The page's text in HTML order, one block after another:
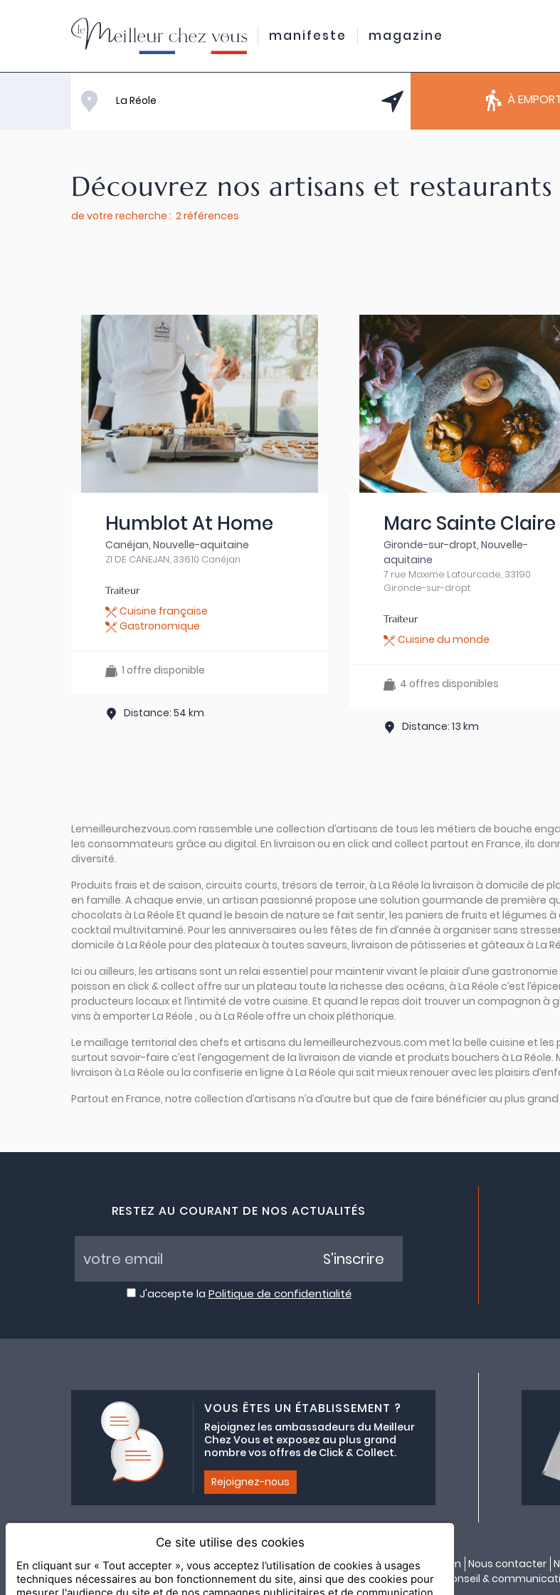
manifeste magazine
À
Découvrez nos artisans et
de votre recherche : 2 références
Humblot At Home
Canéjan, Nouvelle-aquitaine
ZI DE CANEJAN, 33610 Canéjan
Traiteur
Cuisine française
Gastronomique
1 offre disponible
Distance: 54 km
Marc Sainte Claire
Gironde-sur-dropt, Nouvelle-
aquitaine
7 rue Maxime Lafourcade, 33190
Gironde-sur-dropt
Traiteur
Cuisine du monde
4 offres disponibles
Distance: 13 km
Lemeilleurchezvous.com rassemble une collection d’artisans de tous les métiers de bouche
les consommateurs grâce au digital. En livraison ou en click and collect partout en France, ils
diversité.
Produits frais et de saison, circuits courts, trésors de terroir, à La Réole la livraison à domicile de
en famille. A chaque envie, un artisan passionné propose une solution gourmande de première
chocolats à La Réole Et quand le besoin de nature se fait sentir, les paniers de fruits et légumes à
cocktail multivitaminé. Pour les anniversaires ou les fêtes de fin d’année à organiser sans
domicile à La Réole pour des plateaux à toutes saveurs, livraison de pâtisseries et gâteaux à La
Ici ou ailleurs, les artisans sont un relai essentiel pour maintenir vivant le plaisir d’une
poisson en click & collect offre sur un plateau toute la richesse des océans, à La Réole c’est
producteurs locaux et l’intimité de votre cuisine. Et quand le repas doit trouver un compagnon à
vins à emporter La Réole , ou à La Réole offre un choix pléthorique.
Le maillage territorial des chefs et artisans du lemeilleurchezvous.com met la belle cuisine et
surtout savoir-faire c’est l’engagement de la livraison de viande et produits bouchers à La
livraison à La Réole ou la confiserie en ligne à La Réole qui sait mieux renouer avec les plaisirs
Partout en France, notre collection d’artisans n’a d’autre but que de faire bénéficier au plus
RESTEZ AU COURANT DE NOS ACTUALITÉS
J'accepte la Politique de confidentialité
S'inscrire
VOUS ÊTES UN ÉTABLISSEMENT ?
Rejoignez les ambassadeurs du Meilleur
Chez Vous et exposez au plus grand
nombre vos offres de Click & Collect.
Rejoignez-nous
Adhésion au collectif lemeilleurchezvous.com Nous contacter
2020 Le Meilleur Chez Vous, édité parAPI & YOU| Agence conseil &
Ce site utilise des cookies
En cliquant sur « Tout accepter », vous acceptez l’utilisation de cookies à usages
techniques nécessaires au bon fonctionnement du site, ainsi que des cookies pour